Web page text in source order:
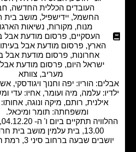
העובדים הכללית החדשה ,חברת
,יידישפיל,מושב בית חרות,
מקורות ,נשיאות הארגונים
העסקיים,פרסום מודעת אבל בעיתון
פרסום מודעת אבל בעיתון ידיעות
אחרונות,פרסום מודעת אבל בעיתון
ישראל היום,פרסום מודעת אבל בעיתון
צוותא
הוריו: יפה וחנוך ויגודסקי, אשתו: קרן,
עלמה, מיה ועומר, אחיו: עדי ומשפחתו:
אילנית, רותם, מיקה ונוגה, אחותו: ליהי
ומשפחתה: תומר ומיכאל.
ההלוויה תתקיים ביום ו' ה- 04.12.20, בשעה
שבעה ברחוב סיני 3, רמת השרון.